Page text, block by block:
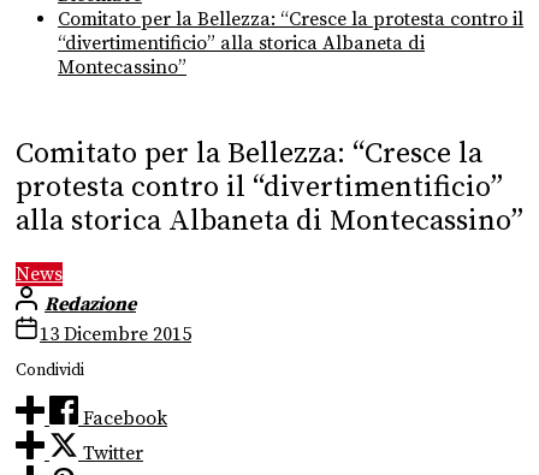
Comitato per la Bellezza: “Cresce la protesta contro il
“divertimentificio” alla storica Albaneta di
Montecassino”
Comitato per la Bellezza: “Cresce la
protesta contro il “divertimentificio”
alla storica Albaneta di Montecassino”
News
Redazione
13 Dicembre 2015
Condividi
Facebook
Twitter